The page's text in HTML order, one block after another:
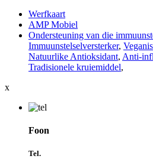
Werfkaart
AMP Mobiel
Ondersteuning van die
Immuunstelselversterker,
Natuurlike Antioksidant, Anti-
Tradisionele kruiemiddel,
x
Foon
Tel.